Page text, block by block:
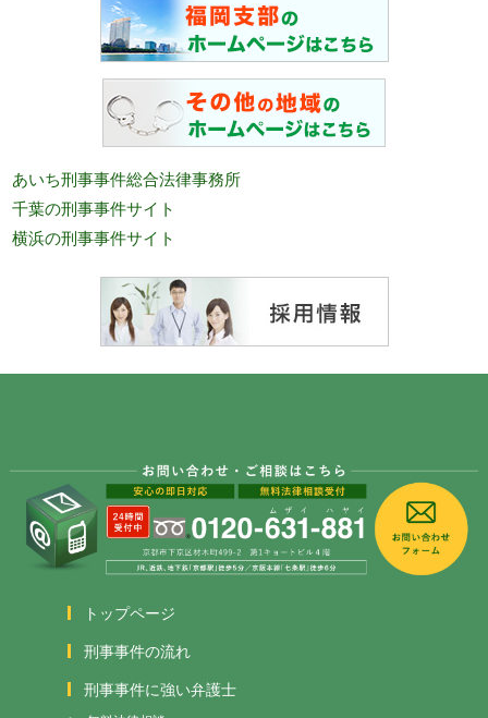
あいち刑事事件総合法律事務所
千葉の刑事事件サイト
横浜の刑事事件サイト
トップページ
刑事事件の流れ
刑事事件に強い弁護士